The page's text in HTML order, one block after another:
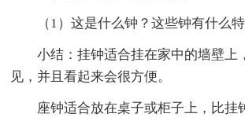
（1）这是什么钟？这些钟有什么
小结：挂钟适合挂在家中的墙壁上
见，并且看起来会很方便。
座钟适合放在桌子或柜子上，比挂